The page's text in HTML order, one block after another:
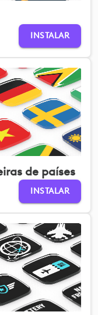
INSTALAR
de países
INSTALAR